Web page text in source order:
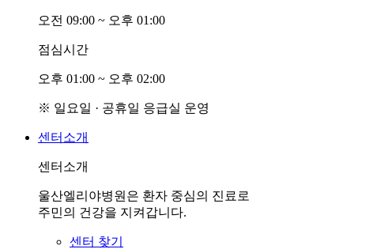
오전 09:00 ~ 오후 01:00
점심시간
오후 01:00 ~ 오후 02:00
※ 일요일 · 공휴일 응급실 운영
센터소개
센터소개
울산엘리야병원은 환자 중심의 진료로
주민의 건강을 지켜갑니다.
센터 찾기